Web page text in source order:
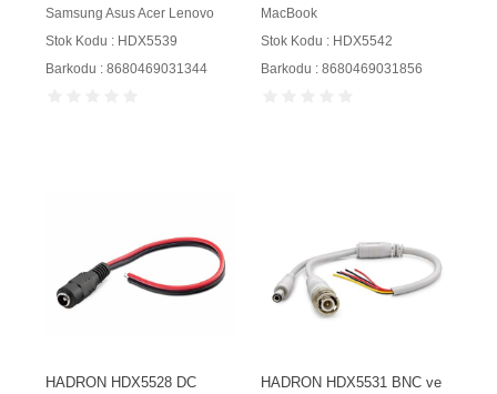
Samsung Asus Acer Lenovo
Stok Kodu : HDX5539
Barkodu : 8680469031344
MacBook
Stok Kodu : HDX5542
Barkodu : 8680469031856
HADRON HDX5528 DC
HADRON HDX5531 BNC ve